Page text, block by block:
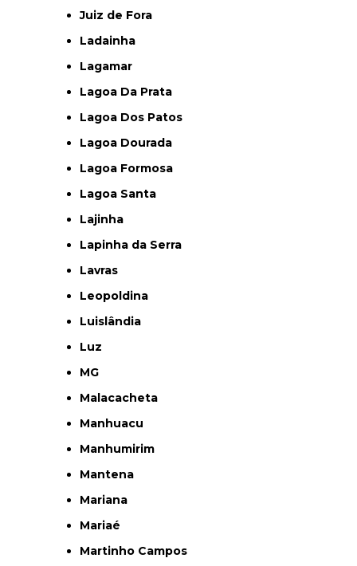
Juiz de Fora
Ladainha
Lagamar
Lagoa Da Prata
Lagoa Dos Patos
Lagoa Dourada
Lagoa Formosa
Lagoa Santa
Lajinha
Lapinha da Serra
Lavras
Leopoldina
Luislândia
Luz
MG
Malacacheta
Manhuacu
Manhumirim
Mantena
Mariana
Mariaé
Martinho Campos